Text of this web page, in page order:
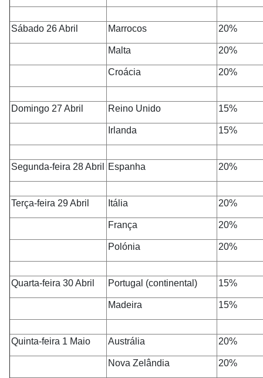
Sábado 26Abril Marrocos 20%
Malta 20%
Croácia 20%
Domingo 27 Abril Reino Unido 15%
Irlanda 15%
Segunda-feira 28Abril Espanha 20%
Terça-feira 29 Abril Itália 20%
França 20%
Polónia 20%
Quarta-feira 30 Abril Portugal (continental) 15%
Madeira 15%
Quinta-feira 1 Maio Austrália 20%
Nova Zelândia 20%